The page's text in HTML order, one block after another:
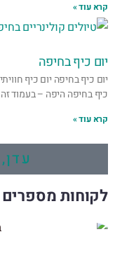
קרא עוד »
יום כיף בחיפה
יום כיף בחיפה יום כיף
כיף בחיפה היפה – בעמוד
קרא עוד »
לקוחות מספרים